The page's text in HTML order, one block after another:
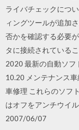
ライバチェックにつ
ィングツールが追加
否かを確認する必要
タに接続されている
2020 最新の自動ソフ
10.20 メンテナンス
車修理 これらのソフ
はオフをアンチウイ
2007/06/07